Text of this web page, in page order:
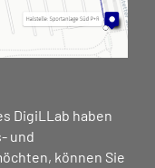
DigiLLab haben
und
können Sie